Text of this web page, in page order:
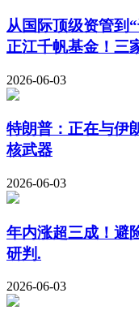
从国际顶级资管到
正江千帆基金！三
2026-06-03
特朗普：正在与伊
核武器
2026-06-03
年内涨超三成！避
研判.
2026-06-03